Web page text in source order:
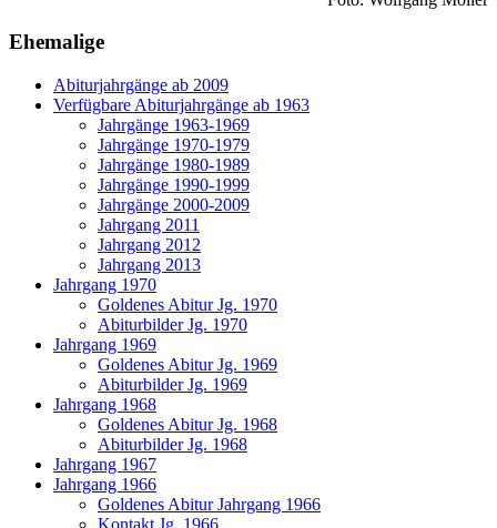
Ehemalige
Abiturjahrgänge ab 2009
Verfügbare Abiturjahrgänge ab 1963
Jahrgänge 1963-1969
Jahrgänge 1970-1979
Jahrgänge 1980-1989
Jahrgänge 1990-1999
Jahrgänge 2000-2009
Jahrgang 2011
Jahrgang 2012
Jahrgang 2013
Jahrgang 1970
Goldenes Abitur Jg. 1970
Abiturbilder Jg. 1970
Jahrgang 1969
Goldenes Abitur Jg. 1969
Abiturbilder Jg. 1969
Jahrgang 1968
Goldenes Abitur Jg. 1968
Abiturbilder Jg. 1968
Jahrgang 1967
Jahrgang 1966
Goldenes Abitur Jahrgang 1966
Kontakt Jg. 1966